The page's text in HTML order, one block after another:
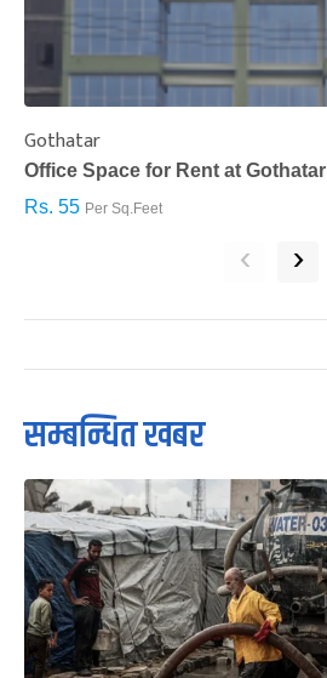
Gothatar
Office Space for Rent at Gothatar
Rs. 55 Per Sq.Feet
‹ ›
सम्बन्धित खबर